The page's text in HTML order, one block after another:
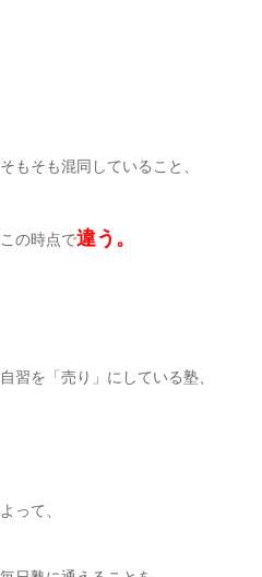
そもそも混同していること、
この時点で違う。
自習を「売り」にしている塾、
よって、